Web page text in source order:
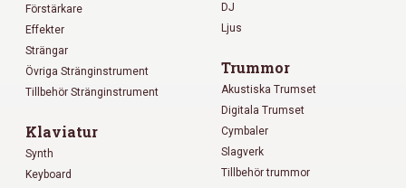
Förstärkare
Effekter
Strängar
Övriga Stränginstrument
Tillbehör Stränginstrument
Klaviatur
Synth
Keyboard
DJ
Ljus
Trummor
Akustiska Trumset
Digitala Trumset
Cymbaler
Slagverk
Tillbehör trummor